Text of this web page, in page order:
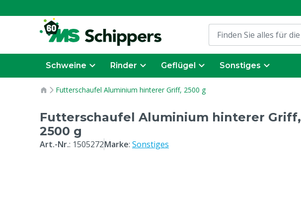
Schweine Rinder Geflügel Sonstiges
Futterschaufel Aluminium hinterer Griff, 2500 g
Futterschaufel Aluminium hinterer Griff,
2500 g
Art.-Nr.: 1505272Marke: Sonstiges